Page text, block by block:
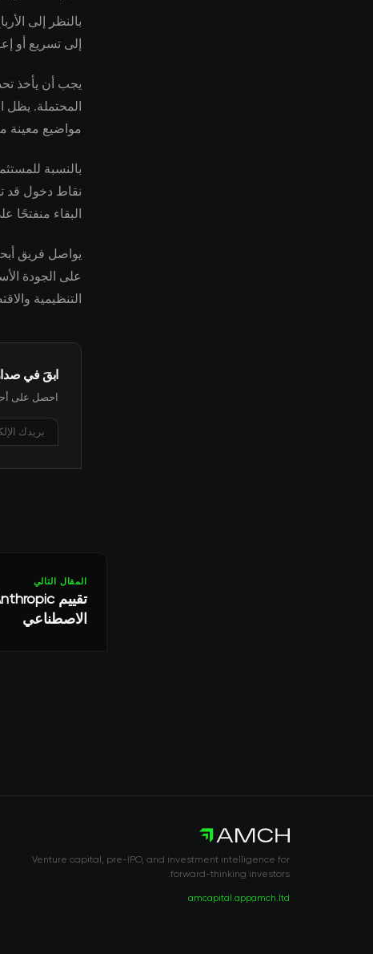
بالنظر إلى
إلى تسريع أو
يجب أن يأخذ
المحتملة. يظل
مواضيع
بالنسبة
نقاط دخول قد
البقاء منفتحًا
على الجودة
التنظيمية
ابقَ في
احصل على
المقال التالي
الاصطناعي
Venture capital, pre-IPO, and investment intelligence for
forward-thinking investors.
amch.ltd
amcapital.app